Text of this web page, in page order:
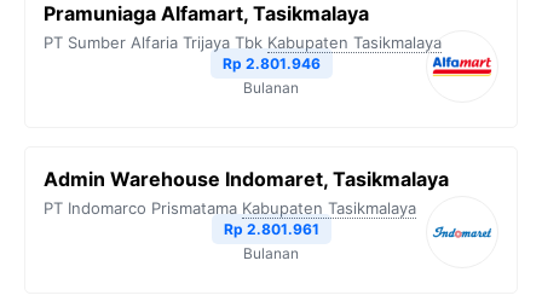
Pramuniaga Alfamart, Tasikmalaya
PT Sumber Alfaria Trijaya Tbk Kabupaten Tasikmalaya
Rp 2.801.946
Bulanan
Admin Warehouse Indomaret, Tasikmalaya
PT Indomarco Prismatama Kabupaten Tasikmalaya
Rp 2.801.961
Bulanan